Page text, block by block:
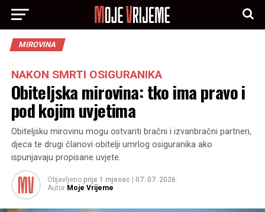
MIROVINA
NAKON SMRTI OSIGURANIKA
Obiteljska mirovina: tko ima pravo i
pod kojim uvjetima
Obiteljsku mirovinu mogu ostvariti bračni i izvanbračni partneri,
djeca te drugi članovi obitelji umrlog osiguranika ako
ispunjavaju propisane uvjete.
Objavljeno prije 1 mjesec
07. 07. 2026.
Autor Moje Vrijeme